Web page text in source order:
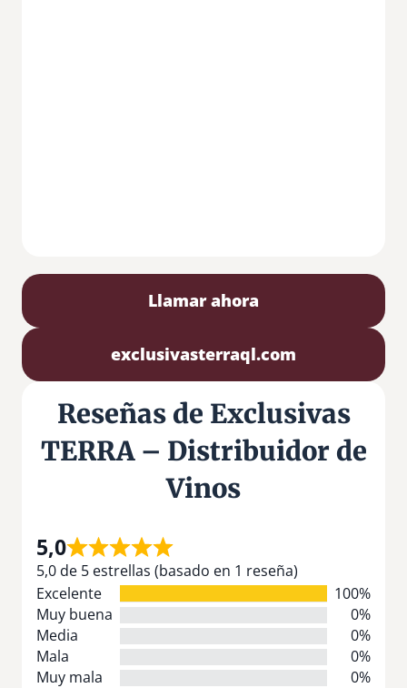
Llamar ahora
exclusivasterraql.com
Reseñas de Exclusivas
TERRA – Distribuidor de
Vinos
5,0
5,0 de 5 estrellas (basado en 1 reseña)
Excelente
100%
Muy buena
0%
Media
0%
Mala
0%
Muy mala
0%